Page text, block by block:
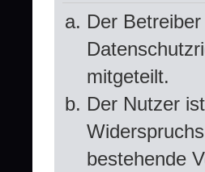
Der
mitgeteilt.
Der Nutzer
bestehende